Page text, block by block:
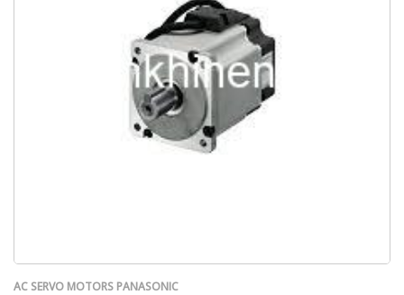
AC SERVO MOTORS PANASONIC